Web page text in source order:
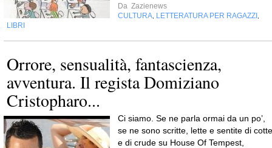
Da Zazienews
CULTURA LETTERATURA PER RAGAZZI
LIBRI
Orrore, sensualità, fantascienza,
avventura. Il regista Domiziano
Cristopharo...
Ci siamo. Se ne parla ormai da un po’,
se ne sono scritte, lette e sentite di cotte
e di crude su House Of Tempest,